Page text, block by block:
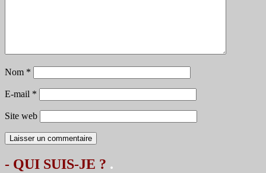
Nom *
E-mail *
Site web
- QUI SUIS-JE ? .